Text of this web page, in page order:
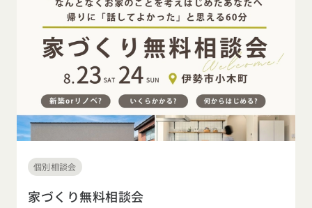
個別相談会
家づくり無料相談会